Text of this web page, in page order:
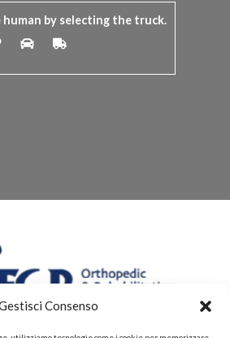
Consenso
human by selecting the truck.